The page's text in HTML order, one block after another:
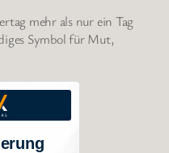
mehr als nur ein Tag
Symbol für Mut,